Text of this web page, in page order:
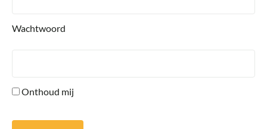
Wachtwoord
Onthoud mij